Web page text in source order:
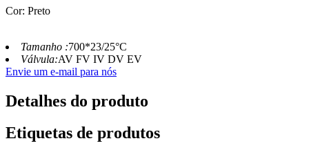
Cor: Preto
Tamanho :700*23/25°C
Válvula:AV FV IV DV EV
Envie um e-mail para nós
Detalhes do produto
Etiquetas de produtos